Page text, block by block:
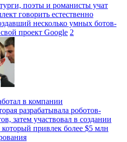
поэты и романисты учат
говорить естественно
несколько умных ботов-
проект Google 2
в компании
разрабатывала роботов-
затем участвовал в создании
привлек более $5 млн